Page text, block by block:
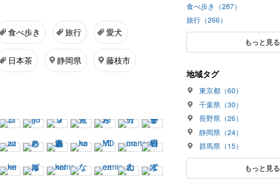
食べ歩き 旅行 愛犬
日本茶 静岡県 藤枝市
食べ歩き（287）
旅行（266）
もっと見る
地域タグ
東京都（60）
千葉県（30）
長野県（26）
静岡県（24）
群馬県（15）
もっと見る